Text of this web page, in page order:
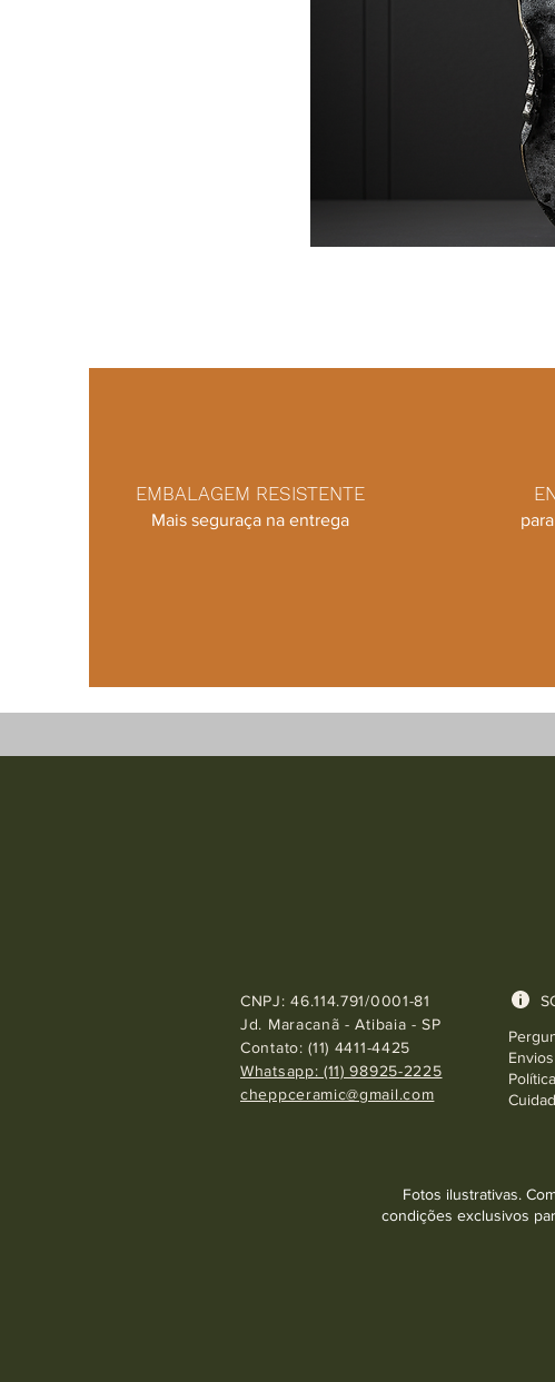
EMBALAGEM RESISTENTE
Mais seguraça na entrega
CNPJ: 46.114.791/0001-81
Jd. Maracanã - Atibaia - SP
Contato: (11) 4411-4425
Whatsapp: (11) 98925-2225
cheppceramic@gmail.com
Fotos ilustrativas.
condições exclusivos